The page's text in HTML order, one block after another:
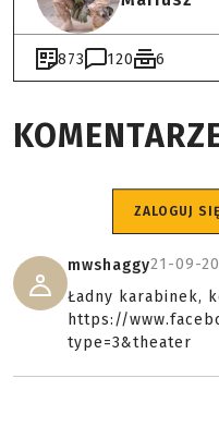
873 120 6
ZALOGUJ
mwshaggy21-09-
Ładny karabinek,
https://
type=3&theater